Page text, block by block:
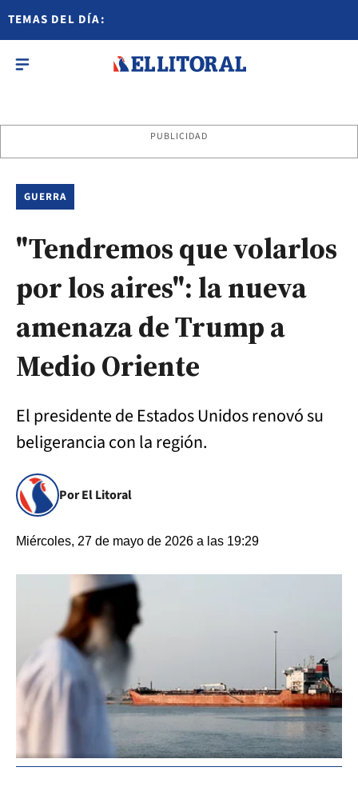
TEMAS DEL DÍA:
PUBLICIDAD
GUERRA
"Tendremos que volarlos
por los aires": la nueva
amenaza de Trump a
Medio Oriente
El presidente de Estados Unidos renovó su
beligerancia con la región.
Por El Litoral
Miércoles, 27 de mayo de 2026 a las 19:29